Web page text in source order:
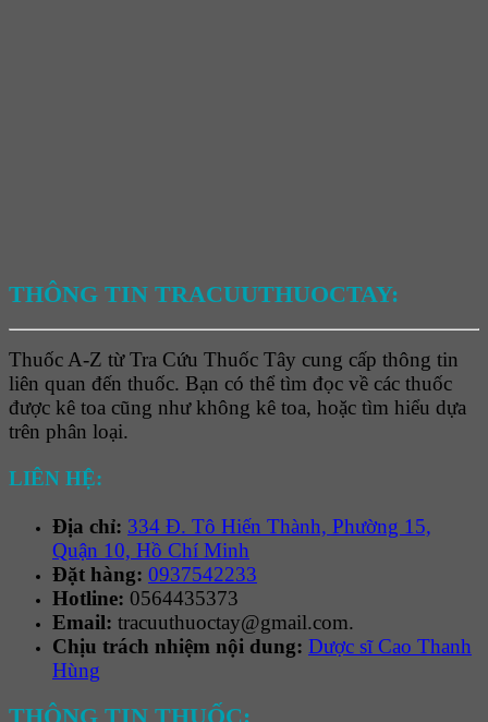
THÔNG TIN TRACUUTHUOCTAY:
Thuốc A-Z từ Tra Cứu Thuốc Tây cung cấp thông tin
liên quan đến thuốc. Bạn có thể tìm đọc về các thuốc
được kê toa cũng như không kê toa, hoặc tìm hiểu dựa
trên phân loại.
LIÊN HỆ:
Địa chỉ: 334 Đ. Tô Hiến Thành, Phường 15,
Quận 10, Hồ Chí Minh
Đặt hàng: 0937542233
Hotline: 0564435373
Email: tracuuthuoctay@gmail.com.
Chịu trách nhiệm nội dung: Dược sĩ Cao Thanh
Hùng
THÔNG TIN THUỐC: